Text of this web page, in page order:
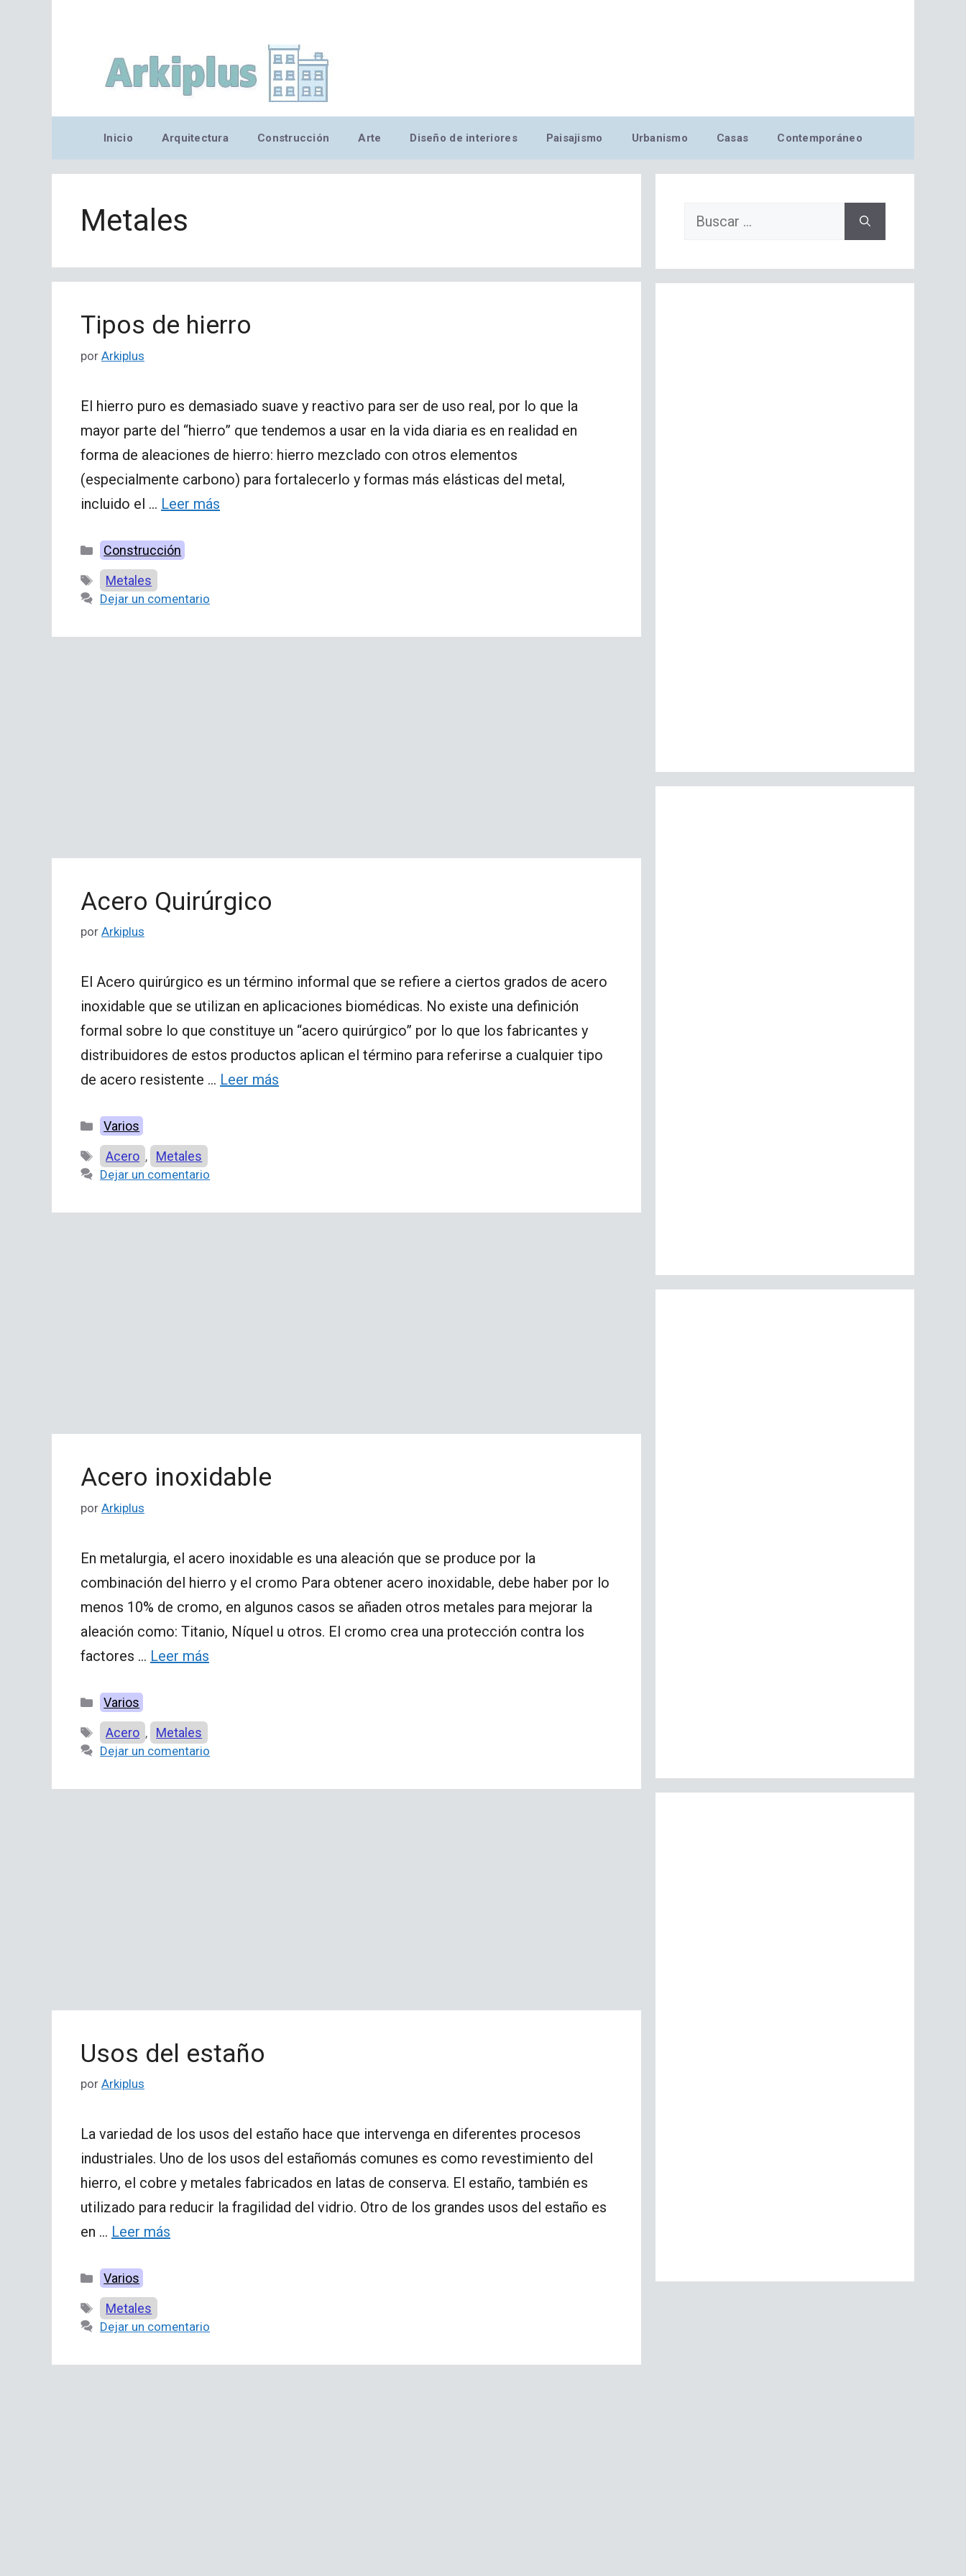
Inicio Arquitectura Construcción Arte Diseño de interiores Paisajismo Urbanismo Casas Contemporáneo
Metales
Tipos de hierro
por Arkiplus
El hierro puro es demasiado suave y reactivo para ser de uso real, por lo que la
mayor parte del “hierro” que tendemos a usar en la vida diaria es en realidad en
forma de aleaciones de hierro: hierro mezclado con otros elementos
(especialmente carbono) para fortalecerlo y formas más elásticas del metal,
incluido el … Leer más
Categorías
Construcción
Etiquetas
Metales
Dejar un comentario
Acero Quirúrgico
por Arkiplus
El Acero quirúrgico es un término informal que se refiere a ciertos grados de acero
inoxidable que se utilizan en aplicaciones biomédicas. No existe una definición
formal sobre lo que constituye un “acero quirúrgico” por lo que los fabricantes y
distribuidores de estos productos aplican el término para referirse a cualquier tipo
de acero resistente … Leer más
Categorías
Varios
Etiquetas
Acero , Metales
Dejar un comentario
Acero inoxidable
por Arkiplus
En metalurgia, el acero inoxidable es una aleación que se produce por la
combinación del hierro y el cromo Para obtener acero inoxidable, debe haber por lo
menos 10% de cromo, en algunos casos se añaden otros metales para mejorar la
aleación como: Titanio, Níquel u otros. El cromo crea una protección contra los
factores … Leer más
Categorías
Varios
Etiquetas
Acero , Metales
Dejar un comentario
Usos del estaño
por Arkiplus
La variedad de los usos del estaño hace que intervenga en diferentes procesos
industriales. Uno de los usos del estañomás comunes es como revestimiento del
hierro, el cobre y metales fabricados en latas de conserva. El estaño, también es
utilizado para reducir la fragilidad del vidrio. Otro de los grandes usos del estaño es
en … Leer más
Categorías
Varios
Etiquetas
Metales
Dejar un comentario
Buscar: